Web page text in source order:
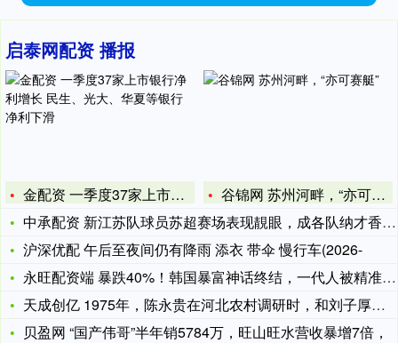
启泰网配资 播报
金配资 一季度37家上市银行净利增长 民生、光大、华夏等银行
谷锦网 苏州河畔，“亦可赛艇”
中承配资 新江苏队球员苏超赛场表现靚眼，成各队纳才香饽饽
沪深优配 午后至夜间仍有降雨 添衣 带伞 慢行车(2026-
永旺配资端 暴跌40%！韩国暴富神话终结，一代人被精准收割
天成创亿 1975年，陈永贵在河北农村调研时，和刘子厚、吕玉
贝盈网 “国产伟哥”半年销5784万，旺山旺水营收暴增7倍，